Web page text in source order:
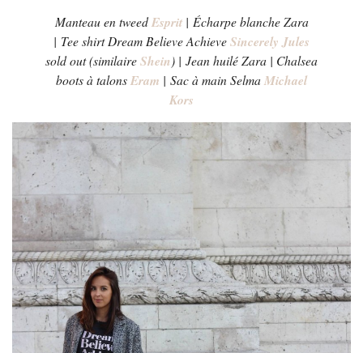
Manteau en tweedEsprit| Écharpe blanche Zara
| Tee shirt Dream Believe AchieveSincerely Jules
sold out(similaireShein) | Jean huilé Zara | Chalsea
boots à talonsEram | Sac à main SelmaMichael
Kors